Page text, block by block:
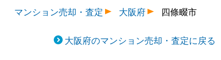
マンション売却・査定
大阪府 四條畷市
大阪府のマンション売却・査定に戻る